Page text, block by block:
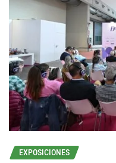
EXPOSICIONES